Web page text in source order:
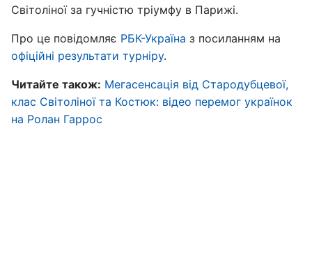
Світоліної за гучністю тріумфу в Парижі.
Про це повідомляє РБК-Україна з посиланням на
офіційні результати турніру.
Читайте також: Мегасенсація від Стародубцевої,
клас Світоліної та Костюк: відео перемог українок
на Ролан Гаррос